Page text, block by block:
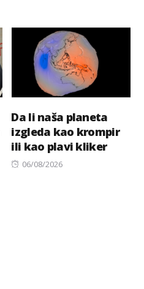
Da li naša planeta
izgleda kao krompir
ili kao plavi kliker
Posted
06/08/2026